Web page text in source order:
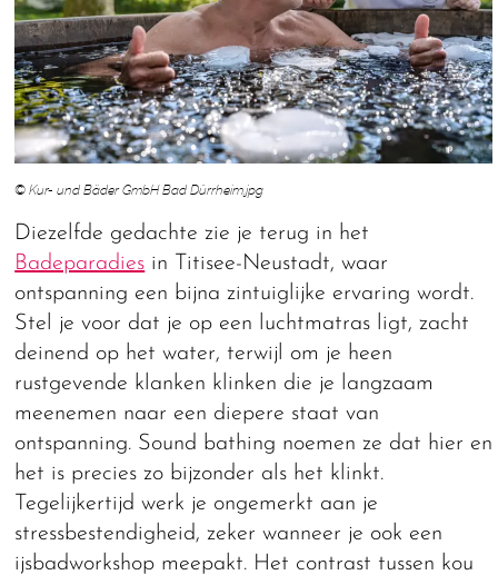
© Kur- und Bäder GmbH Bad Dürrheim.jpg
Diezelfde gedachte zie je terug in het
Badeparadies in Titisee-Neustadt, waar
ontspanning een bijna zintuiglijke ervaring wordt.
Stel je voor dat je op een luchtmatras ligt, zacht
deinend op het water, terwijl om je heen
rustgevende klanken klinken die je langzaam
meenemen naar een diepere staat van
ontspanning. Sound bathing noemen ze dat hier en
het is precies zo bijzonder als het klinkt.
Tegelijkertijd werk je ongemerkt aan je
stressbestendigheid, zeker wanneer je ook een
ijsbadworkshop meepakt. Het contrast tussen kou